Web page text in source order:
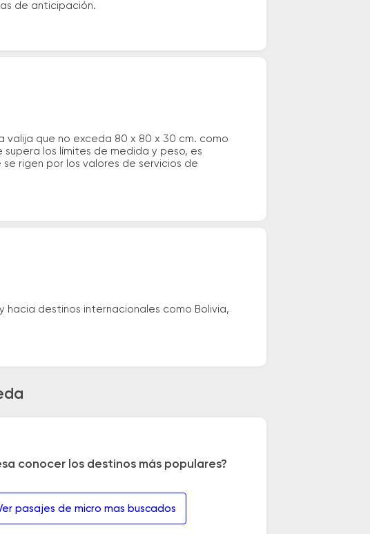
de anticipación.
valija que no exceda 80 x 80 x 30 cm. como
supera los límites de medida y peso, es
rigen por los valores de servicios de
destinos internacionales como Bolivia,
conocer los destinos más populares?
pasajes de micro mas buscados